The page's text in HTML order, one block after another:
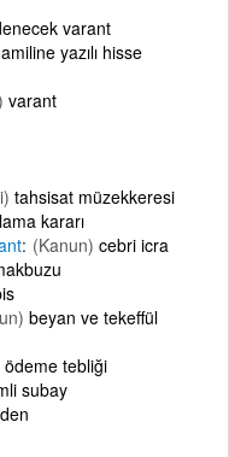
varant
yazılı hisse
varant
tahsisat müzekkeresi
kararı
(Kanun) cebri icra
beyan ve tekeffül
ödeme tebliği
subay